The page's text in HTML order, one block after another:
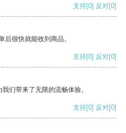
支持[0] 反对[0]
后很快就能收到商品。
支持[0] 反对[0]
们带来了无限的流畅体验。
支持[0] 反对[0]